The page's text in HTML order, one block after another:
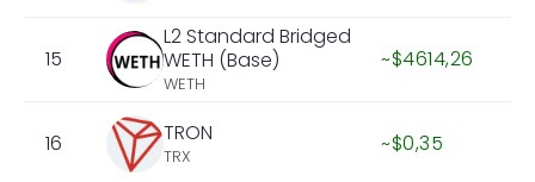
15
L2 Standard Bridged
WETH (Base)
WETH
~$4614,26
16 TRON
TRX ~$0,35